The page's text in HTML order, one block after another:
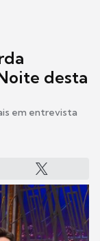
desta
em entrevista